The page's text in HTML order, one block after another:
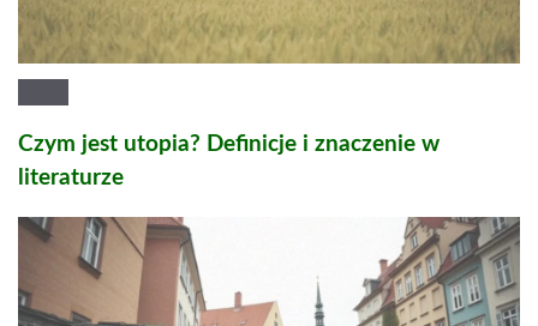
Czym jest utopia? Definicje i znaczenie w
literaturze